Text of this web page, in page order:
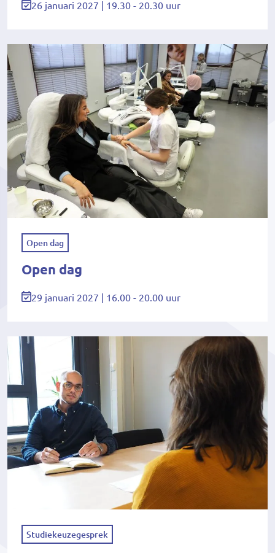
26 januari 2027 | 19.30 - 20.30 uur
Open dag
Open dag
29 januari 2027 | 16.00 - 20.00 uur
Studiekeuzegesprek